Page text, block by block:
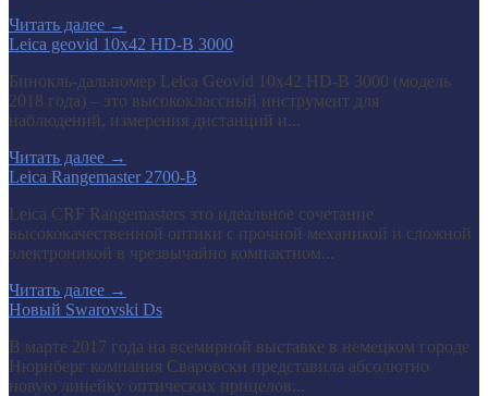
Читать далее →
Leica geovid 10x42 HD-B 3000
Бинокль-дальномер Leica Geovid 10x42 HD-В 3000 (модель
2018 года) – это высококлассный инструмент для
наблюдений, измерения дистанций и...
Читать далее →
Leica Rangemaster 2700-B
Leica CRF Rangemasters это идеальное сочетание
высококачественной оптики с прочной механикой и сложной
электроникой в чрезвычайно компактном...
Читать далее →
Новый Swarovski Ds
В марте 2017 года на всемирной выставке в немецком городе
Нюрнберг компания Сваровски представила абсолютно
новую линейку оптических прицелов...